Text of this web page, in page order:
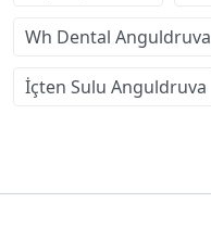
Wh Dental Anguldruva
İçten Sulu Anguldruva